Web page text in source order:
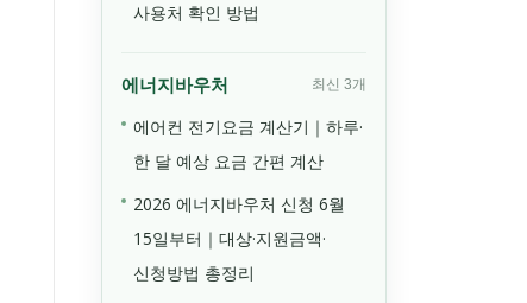
사용처 확인 방법
에너지바우처 최신 3개
에어컨 전기요금 계산기｜하루·
한 달 예상 요금 간편 계산
2026 에너지바우처 신청 6월
15일부터｜대상·지원금액·
신청방법 총정리